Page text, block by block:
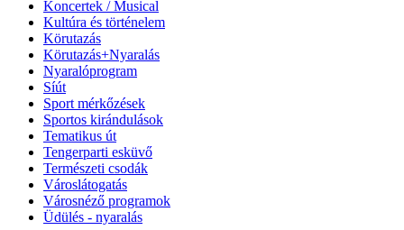
Koncertek / Musical
Kultúra és történelem
Körutazás
Körutazás+Nyaralás
Nyaralóprogram
Síút
Sport mérkőzések
Sportos kirándulások
Tematikus út
Tengerparti esküvő
Természeti csodák
Városlátogatás
Városnéző programok
Üdülés - nyaralás